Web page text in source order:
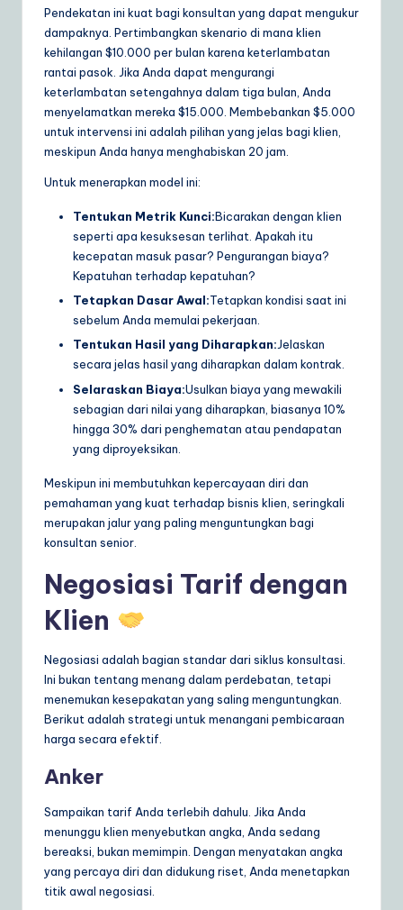
Pendekatan ini kuat bagi konsultan yang dapat mengukur
dampaknya. Pertimbangkan skenario di mana klien
kehilangan $10.000 per bulan karena keterlambatan
rantai pasok. Jika Anda dapat mengurangi
keterlambatan setengahnya dalam tiga bulan, Anda
menyelamatkan mereka $15.000. Membebankan $5.000
untuk intervensi ini adalah pilihan yang jelas bagi klien,
meskipun Anda hanya menghabiskan 20 jam.
Untuk menerapkan model ini:
Tentukan Metrik Kunci:Bicarakan dengan klien
seperti apa kesuksesan terlihat. Apakah itu
kecepatan masuk pasar? Pengurangan biaya?
Kepatuhan terhadap kepatuhan?
Tetapkan Dasar Awal:Tetapkan kondisi saat ini
sebelum Anda memulai pekerjaan.
Tentukan Hasil yang Diharapkan:Jelaskan
secara jelas hasil yang diharapkan dalam kontrak.
Selaraskan Biaya:Usulkan biaya yang mewakili
sebagian dari nilai yang diharapkan, biasanya 10%
hingga 30% dari penghematan atau pendapatan
yang diproyeksikan.
Meskipun ini membutuhkan kepercayaan diri dan
pemahaman yang kuat terhadap bisnis klien, seringkali
merupakan jalur yang paling menguntungkan bagi
konsultan senior.
Negosiasi Tarif dengan
Klien
Negosiasi adalah bagian standar dari siklus konsultasi.
Ini bukan tentang menang dalam perdebatan, tetapi
menemukan kesepakatan yang saling menguntungkan.
Berikut adalah strategi untuk menangani pembicaraan
harga secara efektif.
Anker
Sampaikan tarif Anda terlebih dahulu. Jika Anda
menunggu klien menyebutkan angka, Anda sedang
bereaksi, bukan memimpin. Dengan menyatakan angka
yang percaya diri dan didukung riset, Anda menetapkan
titik awal negosiasi.